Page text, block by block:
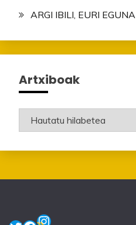
ARGI IBILI, EURI EGUNA
Artxiboak
Artxiboak
Instagram